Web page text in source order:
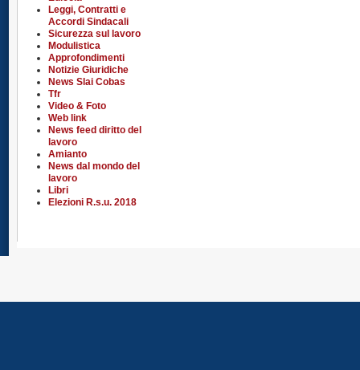
Leggi, Contratti e
Accordi Sindacali
Sicurezza sul lavoro
Modulistica
Approfondimenti
Notizie Giuridiche
News Slai Cobas
Tfr
Video & Foto
Web link
News feed diritto del
lavoro
Amianto
News dal mondo del
lavoro
Libri
Elezioni R.s.u. 2018